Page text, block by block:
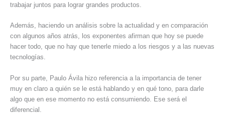
trabajar juntos para lograr grandes productos.
Además, haciendo un análisis sobre la actualidad y en comparación
con algunos años atrás, los exponentes afirman que hoy se puede
hacer todo, que no hay que tenerle miedo a los riesgos y a las nuevas
tecnologías.
Por su parte, Paulo Ávila hizo referencia a la importancia de tener
muy en claro a quién se le está hablando y en qué tono, para darle
algo que en ese momento no está consumiendo. Ese será el
diferencial.